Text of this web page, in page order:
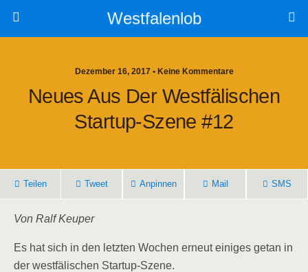
Westfalenlob
Dezember 16, 2017 • Keine Kommentare
Neues Aus Der Westfälischen
Startup-Szene #12
Teilen Tweet Anpinnen Mail SMS
Von Ralf Keuper
Es hat sich in den letzten Wochen erneut einiges getan in
der westfälischen Startup-Szene.